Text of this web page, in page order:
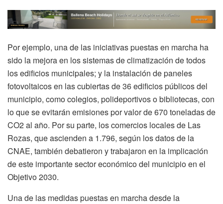
Por ejemplo, una de las iniciativas puestas en marcha ha
sido la mejora en los sistemas de climatización de todos
los edificios municipales; y la instalación de paneles
fotovoltaicos en las cubiertas de 36 edificios públicos del
municipio, como colegios, polideportivos o bibliotecas, con
lo que se evitarán emisiones por valor de 670 toneladas de
CO2 al año. Por su parte, los comercios locales de Las
Rozas, que ascienden a 1.796, según los datos de la
CNAE, también debatieron y trabajaron en la implicación
de este importante sector económico del municipio en el
Objetivo 2030.
Una de las medidas puestas en marcha desde la